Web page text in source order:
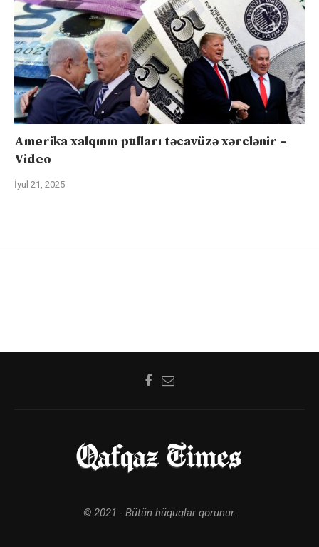
Amerika xalqının pulları təcavüzə xərclənir –
Video
İyul 21, 2025
© 2021 - Bütün hüquqlar qorunur.